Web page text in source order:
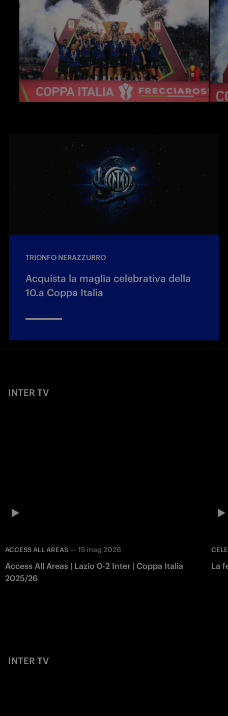
TRIONFO NERAZZURRO
Acquista la maglia celebrativa della
10.a Coppa Italia
INTER TV
ACCESS ALL AREAS — 15 mag 2026
Access All Areas | Lazio 0-2 Inter | Coppa Italia
2025/26
La
INTER TV